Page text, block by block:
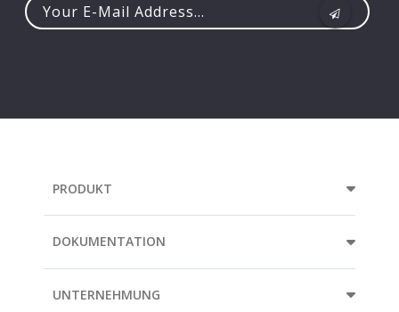
PRODUKT
DOKUMENTATION
UNTERNEHMUNG